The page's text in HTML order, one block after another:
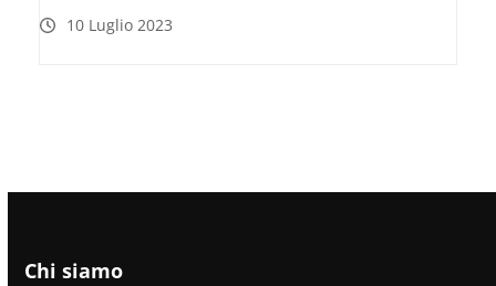
10 Luglio 2023
Chi siamo